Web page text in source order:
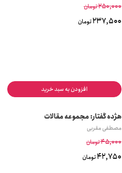
250,000تومان
237,500تومان
افزودن به سبد خرید
ه‍ژده گ‍ف‍ت‍ار: م‍ج‍م‍وع‍ه م‍ق‍الات
مصطفی مقربی
45,000تومان
42,750تومان